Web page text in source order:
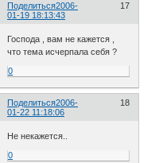
Поделиться 17
2006-
01-19 18:13:43
Господа , вам не кажется ,
что тема исчерпала себя ?
0
Поделиться 18
2006-
01-22 11:18:06
Не некажется..
0